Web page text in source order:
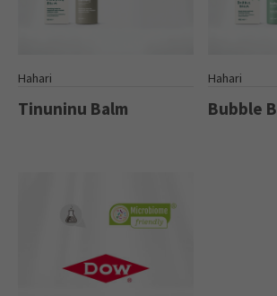
Hahari
Tinuninu Balm
Hahari
Bubble